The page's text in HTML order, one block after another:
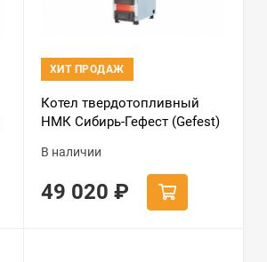
ХИТ ПРОДАЖ
Котел твердотопливный
НМК Сибирь-Гефест (Gefest)
В наличии
49 020 ₽